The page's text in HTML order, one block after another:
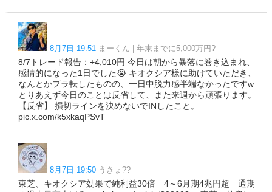
8月7日 19:51 まーくん | 年末までに5,000万円?
8/7トレード報告：+4,010円 今日は朝から暴落に巻き込まれ、
感情的になった1日でした😭 キオクシア様に助けていただき、
なんとかプラ転したものの、一日中脱力感半端なかったですw
とりあえず今日のことは反省して、また来週から頑張ります。
【反省】 損切ラインを決めないでINしたこと。
pic.x.com/k5xkaqPSvT
8月7日 19:50 うきょ??
東芝、キオクシア効果で純利益30倍 4～6月期4兆円超 通期